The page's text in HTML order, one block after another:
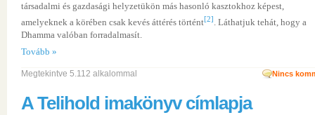
társadalmi és gazdasági helyzetükön más hasonló kasztokhoz képest,
amelyeknek a körében csak kevés áttérés történt[2]. Láthatjuk tehát, hogy a
Dhamma valóban forradalmasít.
Tovább »
Nincs
Megtekintve 5.112 alkalommal
A Telihold imakönyv címlapja